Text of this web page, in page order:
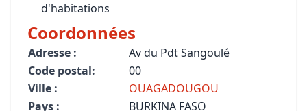
d'habitations
Coordonnées
Adresse :
Av du Pdt Sangoulé
Code postal:
00
Ville :
OUAGADOUGOU
Pays :
BURKINA FASO